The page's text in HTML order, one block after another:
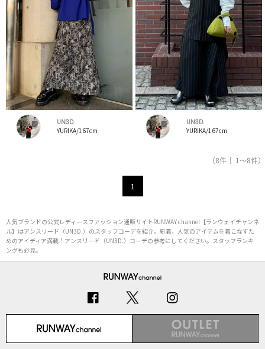
UN3D.
YURIKA/167cm
UN3D.
YURIKA/167cm
（8件｜ 1～8件）
1
人気ブランドの公式レディースファッション通販サイトRUNWAY channel【ランウェイチャンネ
ル】はアンスリード（UN3D.）のスタッフコーデを紹介。新着、人気のアイテムを着こなすた
めのアイディア満載！アンスリード（UN3D.）コーデの参考にしてください。スタッフランキ
ングも必見。